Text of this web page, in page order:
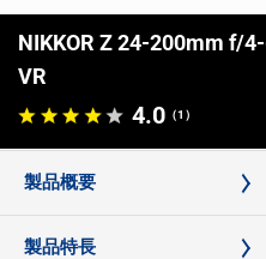
NIKKOR Z 24-200mm f/
VR
4.0 （1）
製品概要
製品特長